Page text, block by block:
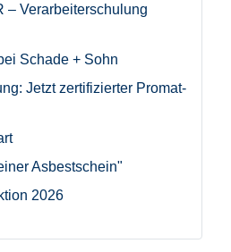
– Verarbeiterschulung
Schade + Sohn
Jetzt zertifizierter Promat-
Asbestschein"
2026